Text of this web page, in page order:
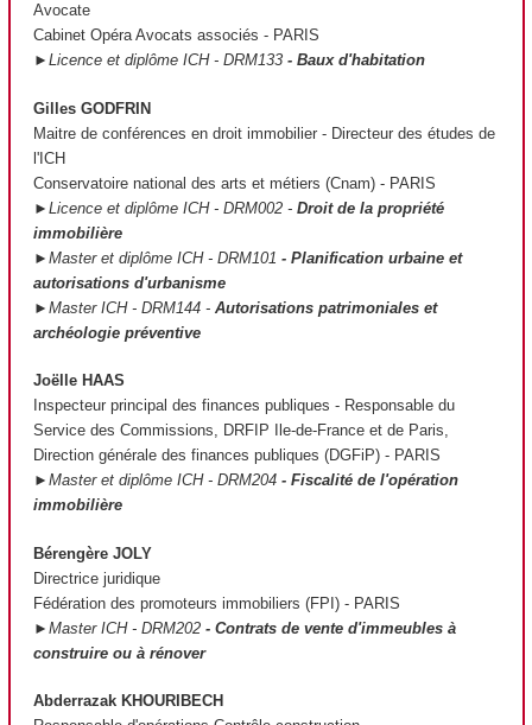
Avocate
Cabinet Opéra Avocats associés - PARIS
►Licence et diplôme ICH - DRM133 - Baux d'habitation
Gilles GODFRIN
Maitre de conférences en droit immobilier - Directeur des études de
l'ICH
Conservatoire national des arts et métiers (Cnam) - PARIS
►Licence et diplôme ICH - DRM002 - Droit de la propriété
immobilière
►Master et diplôme ICH - DRM101 - Planification urbaine et
autorisations d'urbanisme
►Master ICH - DRM144 - Autorisations patrimoniales et
archéologie préventive
Joëlle HAAS
Inspecteur principal des finances publiques - Responsable du
Service des Commissions, DRFIP Ile-de-France et de Paris,
Direction générale des finances publiques (DGFiP) - PARIS
►Master et diplôme ICH - DRM204 - Fiscalité de l'opération
immobilière
Bérengère JOLY
Directrice juridique
Fédération des promoteurs immobiliers (FPI) - PARIS
►Master ICH - DRM202 - Contrats de vente d'immeubles à
construire ou à rénover
Abderrazak KHOURIBECH